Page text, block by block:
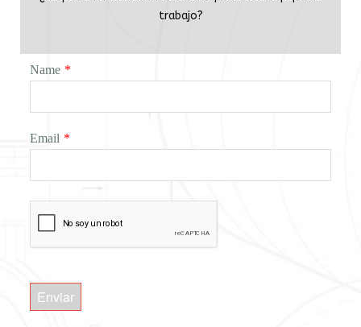
trabajo?
Name *
Email *
Enviar